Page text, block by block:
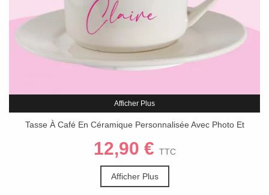
Afficher Plus
Tasse À Café En Céramique Personnalisée Avec Photo Et
12,90 € TTC
Afficher Plus